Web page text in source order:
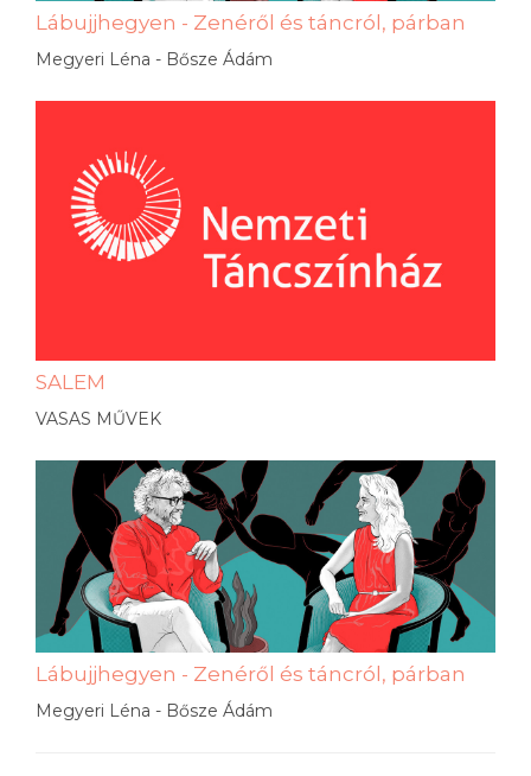
Lábujjhegyen - Zenéről és táncról, párban
Megyeri Léna - Bősze Ádám
SALEM
VASAS MŰVEK
Lábujjhegyen - Zenéről és táncról, párban
Megyeri Léna - Bősze Ádám